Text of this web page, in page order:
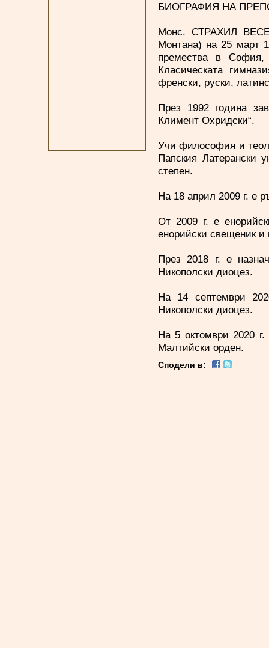
БИОГРАФИЯ НА
Монс. СТРАХИЛ
Монтана) на 25 март
премества в
Класическата
френски, руски,
През 1992 година
Климент Охридски“.
Учи философия и
Папския Латерански
степен.
На 18 април 2009 г. е
От 2009 г. е
енорийски свещеник и
През 2018 г. е
Никополски диоцез.
На 14 септември
Никополски диоцез.
На 5 октомври 2020 г.
Малтийски орден.
Сподели в: